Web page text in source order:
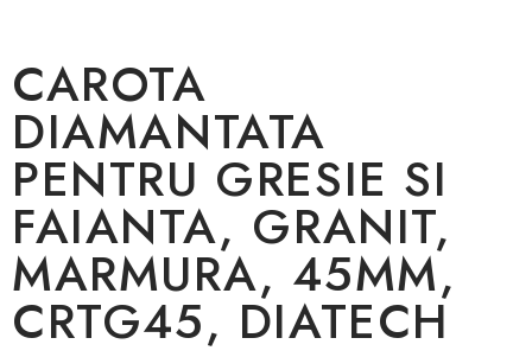
CAROTA
DIAMANTATA
PENTRU GRESIE SI
FAIANTA, GRANIT,
MARMURA, 45MM,
CRTG45, DIATECH